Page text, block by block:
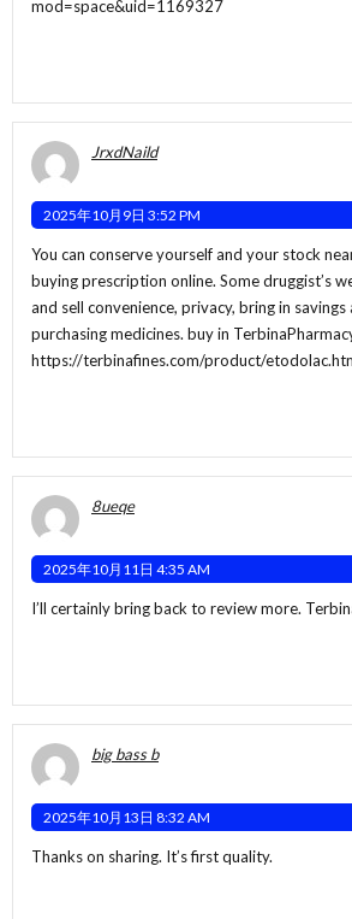
mod=space&uid=1169327
JrxdNaild
2025年10月9日 3:52 PM
You can conserve yourself and your stock
buying prescription online. Some druggist’s
and sell convenience, privacy, bring in
purchasing medicines. buy in
https://terbinafines.com/product/
8ueqe
2025年10月11日 4:35 AM
I’ll certainly bring back to review more.
big bass b
2025年10月13日 8:32 AM
Thanks on sharing. It’s first quality.